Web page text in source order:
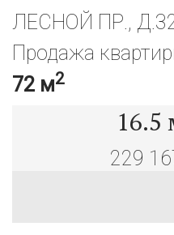
ЛЕСНОЙ ПР.,
Продажа
72 м2
16.5
229